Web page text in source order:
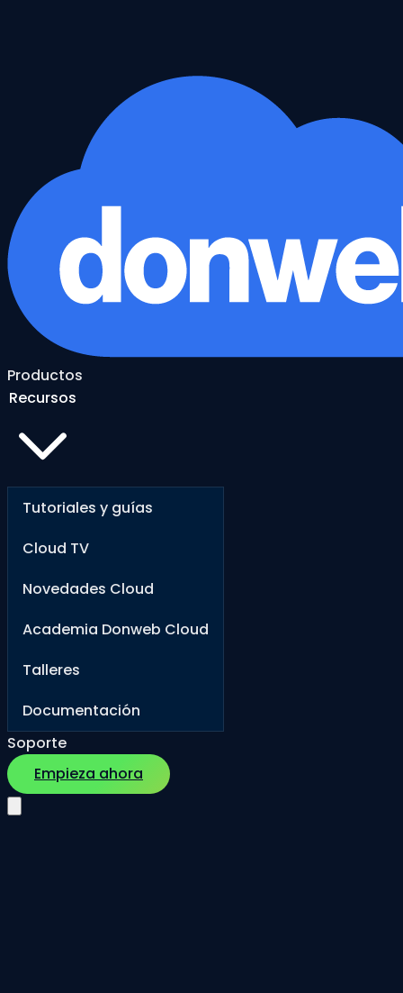
Productos
Recursos
Tutoriales y guías
Cloud TV
Novedades Cloud
Academia Donweb Cloud
Talleres
Documentación
Soporte
Empieza ahora